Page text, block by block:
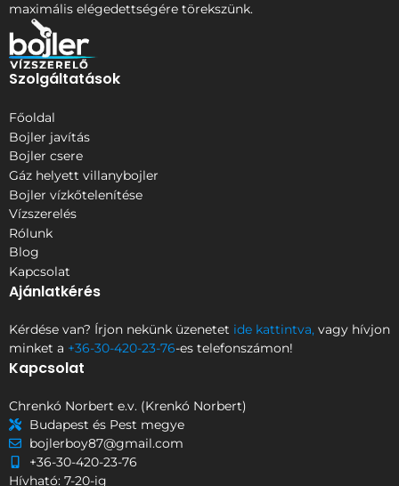
maximális elégedettségére törekszünk.
Szolgáltatások
Főoldal
Bojler javítás
Bojler csere
Gáz helyett villanybojler
Bojler vízkőtelenítése
Vízszerelés
Rólunk
Blog
Kapcsolat
Ajánlatkérés
Kérdése van? Írjon nekünk üzenetet ide kattintva, vagy hívjon
minket a +36-30-420-23-76-es telefonszámon!
Kapcsolat
Chrenkó Norbert e.v. (Krenkó Norbert)
Budapest és Pest megye
bojlerboy87@gmail.com
+36-30-420-23-76
Hívható: 7-20-ig